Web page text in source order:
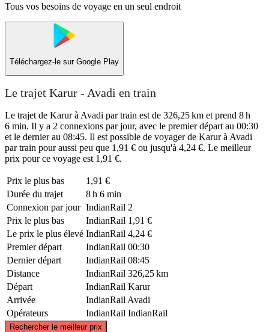
Tous vos besoins de voyage en un seul endroit
Téléchargez-le sur Google Play
Le trajet Karur - Avadi en train
Le trajet de Karur à Avadi par train est de 326,25 km et prend 8 h
6 min. Il y a 2 connexions par jour, avec le premier départ au 00:30
et le dernier au 08:45. Il est possible de voyager de Karur à Avadi
par train pour aussi peu que 1,91 € ou jusqu'à 4,24 €. Le meilleur
prix pour ce voyage est 1,91 €.
Prix ​​le plus bas
1,91 €
Durée du trajet
8 h 6 min
Connexion par jour IndianRail 2
Prix ​​le plus bas
IndianRail 1,91 €
Le prix le plus élevé IndianRail 4,24 €
Premier départ
IndianRail 00:30
Dernier départ
IndianRail 08:45
Distance
IndianRail 326,25 km
Départ
IndianRail Karur
Arrivée
IndianRail Avadi
Opérateurs
IndianRail IndianRail
Rechercher le meilleur prix
©CARTO, ©